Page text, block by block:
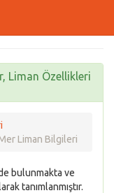
Liman Özellikleri
Liman Bilgileri
bulunmakta ve
tanımlanmıştır.